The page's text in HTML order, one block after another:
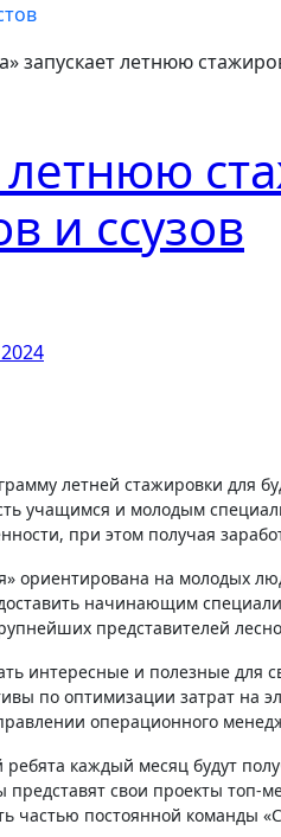
запускает летнюю
летнюю
и ссузов
летней стажировки для
учащимся и молодым
при этом получая
ориентирована на молодых
начинающим
представителей
интересные и полезные для
по оптимизации затрат на
операционного
каждый месяц будут
представят свои проекты
частью постоянной команды